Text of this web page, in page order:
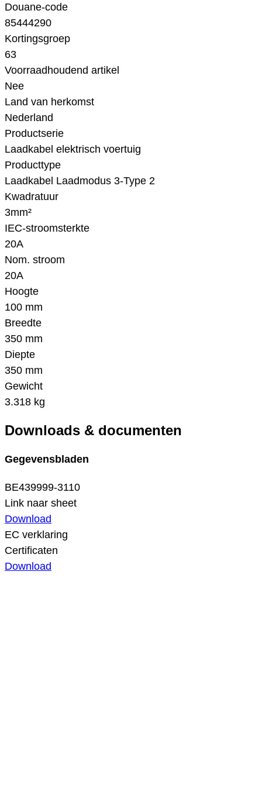
Douane-code
85444290
Kortingsgroep
63
Voorraadhoudend artikel
Nee
Land van herkomst
Nederland
Productserie
Laadkabel elektrisch voertuig
Producttype
Laadkabel Laadmodus 3-Type 2
Kwadratuur
3mm²
IEC-stroomsterkte
20A
Nom. stroom
20A
Hoogte
100 mm
Breedte
350 mm
Diepte
350 mm
Gewicht
3.318 kg
Downloads & documenten
Gegevensbladen
BE439999-3110
Link naar sheet
Download
EC verklaring
Certificaten
Download